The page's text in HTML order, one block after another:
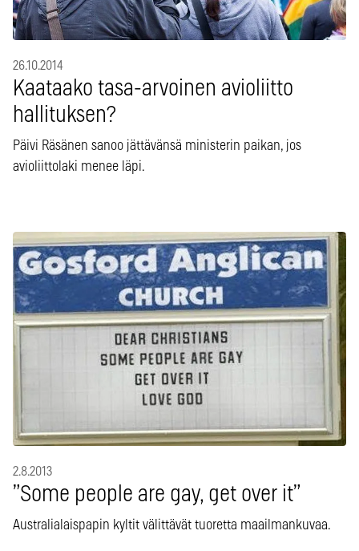
26.10.2014
Kaataako tasa-arvoinen avioliitto
hallituksen?
Päivi Räsänen sanoo jättävänsä ministerin paikan, jos
avioliittolaki menee läpi.
2.8.2013
”Some people are gay, get over it”
Australialaispapin kyltit välittävät tuoretta maailmankuvaa.